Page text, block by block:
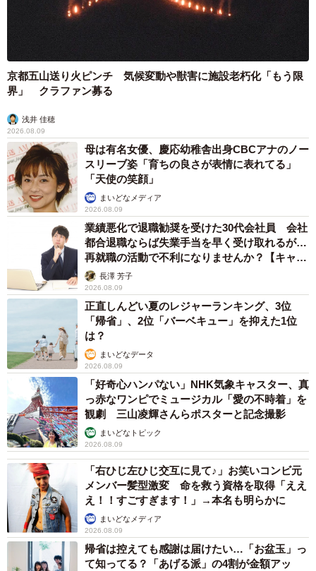
5/10
まるで姉妹！ ひとつの猫用ベッドに入って一緒にくつろぐ（左から）る
りちゃんとみくちゃん（画像提供：ねこ好きさゆりんさん）
お迎え当初、るりちゃんとみくちゃんはお互いに距離を取
っていました。でも、少しずつ距離が縮まり、“鼻チュー”を
するようになり、寄り添って眠る姿も見られるようになり
ます。
「はじめは警戒し合っていましたが、気づけば一緒にいる
時間が増えていました。ふたりが並んでいる姿を見ると、
つい写真を撮ってしまいます」
るりちゃんは現在5歳、とても甘えん坊な性格です。
京都五山送り火ピンチ 気候変動や獣害に施設老朽化「もう限
界」 クラファン募る
浅井 佳穂
2026.08.09
母は有名女優、慶応幼稚舎出身CBCアナのノー
スリーブ姿「育ちの良さが表情に表れてる」
「天使の笑顔」
まいどなメディア
2026.08.09
業績悪化で退職勧奨を受けた30代会社員 会社
都合退職ならば失業手当を早く受け取れるが…
再就職の活動で不利になりませんか？【キャリ
アカウンセラーが解説】
長澤 芳子
2026.08.09
正直しんどい夏のレジャーランキング、3位
「帰省」、2位「バーベキュー」を抑えた1位
は？
まいどなデータ
2026.08.09
「好奇心ハンパない」NHK気象キャスター、真
っ赤なワンピでミュージカル「愛の不時着」を
観劇 三山凌輝さんらポスターと記念撮影
まいどなトピック
2026.08.09
「右ひじ左ひじ交互に見て♪」お笑いコンビ元
メンバー髪型激変 命を救う資格を取得「ええ
え！！すごすぎます！」→本名も明らかに
まいどなメディア
2026.08.09
帰省は控えても感謝は届けたい…「お盆玉」っ
て知ってる？「あげる派」の4割が金額アッ